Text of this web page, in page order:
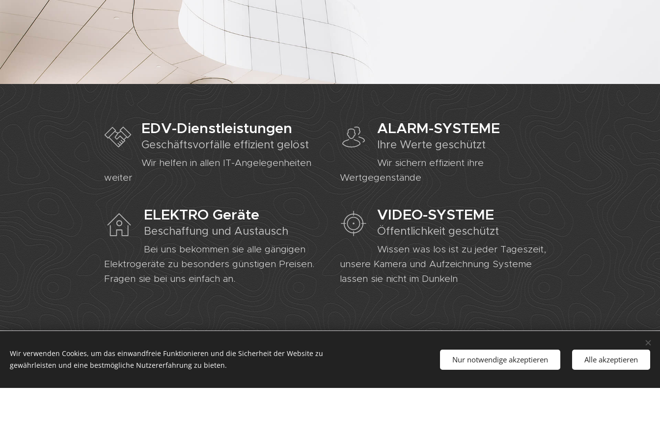
EDV-Dienstleistungen
Geschäftsvorfälle effizient gelöst
Wir helfen in allen IT-Angelegenheiten
weiter
ALARM-SYSTEME
Ihre Werte geschützt
Wir sichern effizient ihre
Wertgegenstände
ELEKTRO Geräte
Beschaffung und Austausch
Bei uns bekommen sie alle gängigen
Elektrogeräte zu besonders günstigen Preisen.
Fragen sie bei uns einfach an.
VIDEO-SYSTEME
Öffentlichkeit geschützt
Wissen was los ist zu jeder Tageszeit,
unsere Kamera und Aufzeichnung Systeme
lassen sie nicht im Dunkeln
Inhaber Kubista Günther,
Unterstützt vonWebnode Cookies
Wir verwenden Cookies, um das einwandfreie Funktionieren und die Sicherheit der Website zu
gewährleisten und eine bestmögliche Nutzererfahrung zu bieten.
Nur notwendige akzeptieren Alle akzeptieren